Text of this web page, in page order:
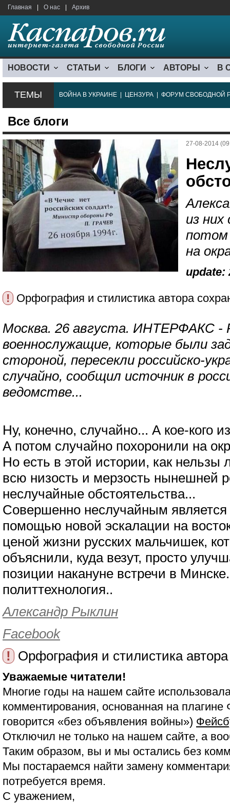
Главная О нас Архив
НОВОСТИ СТАТЬИ БЛОГИ АВТОРЫ В
ТЕМЫ ВОЙНА В УКРАИНЕ ЦЕНЗУРА ФОРУМ СВОБОДНОЙ
Все блоги
27-08-2014
из них
потом
на
update:
! Орфография и стилистика автора
Москва. 26 августа. ИНТЕРФАКС -
военнослужащие, которые были
стороной, пересекли российско-
случайно, сообщил источник в
ведомстве...
Ну, конечно, случайно... А кое-кого
А потом случайно похоронили на
Но есть в этой истории, как
всю низость и мерзость нынешней
неслучайные обстоятельства...
Совершенно неслучайным является
помощью новой эскалации на
ценой жизни русских мальчишек,
объяснили, куда везут, просто
позиции накануне встречи в
политтехнология..
Александр Рыклин
Facebook
!
Орфография и стилистика
Уважаемые читатели!
Многие годы на нашем сайте
комментирования, основанная на
говорится «без объявления войны»)
Отключил не только на нашем сайте, а
Таким образом, вы и мы остались без
Мы постараемся найти замену
потребуется время.
С уважением,